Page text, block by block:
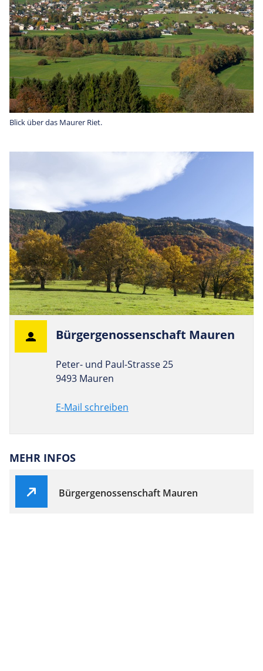
Blick über das Maurer Riet.
Bür­ger­ge­nos­sen­schaft Mauren
Peter- und Paul-Strasse 25
9493 Mauren
E-Mail schreiben
MEHR INFOS
Bürgergenossenschaft Mauren